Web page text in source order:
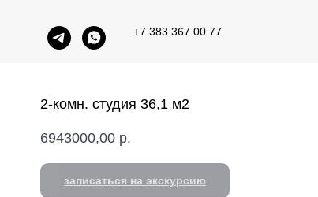
+7 383 367 00 77
2-комн. студия 36,1 м2
6943000,00 р.
записаться на экскурсию